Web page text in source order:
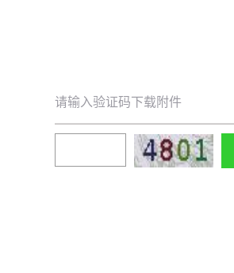
请输入验证码下载附件